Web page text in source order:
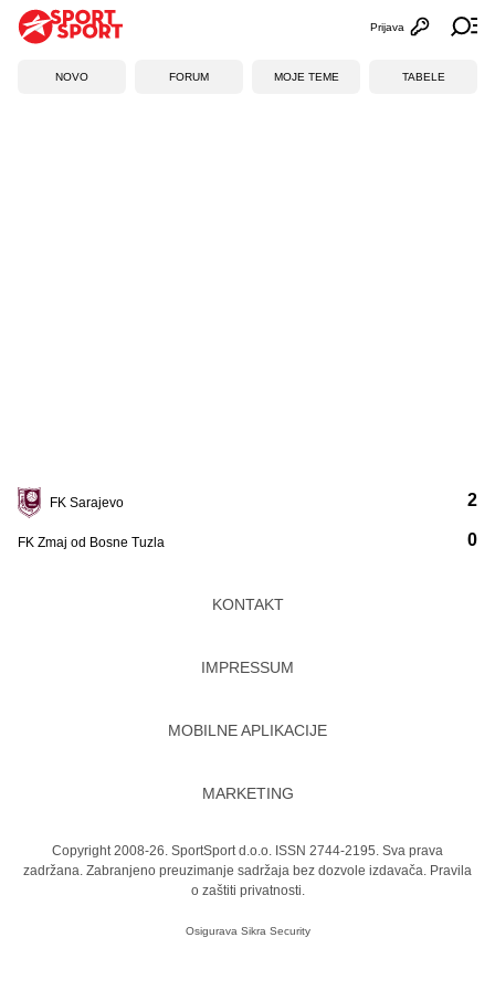
Otvori
Prijava
NOVO FORUM MOJE TEME TABELE
FK Sarajevo
FK Zmaj od Bosne Tuzla
2
0
KONTAKT
IMPRESSUM
MOBILNE APLIKACIJE
MARKETING
Copyright 2008-26. SportSport d.o.o. ISSN 2744-2195. Sva prava
zadržana. Zabranjeno preuzimanje sadržaja bez dozvole izdavača. Pravila
o zaštiti privatnosti.
Osigurava Sikra Security